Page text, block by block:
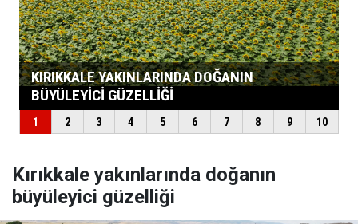
Kırıkkale yakınlarında doğanın
büyüleyici güzelliği